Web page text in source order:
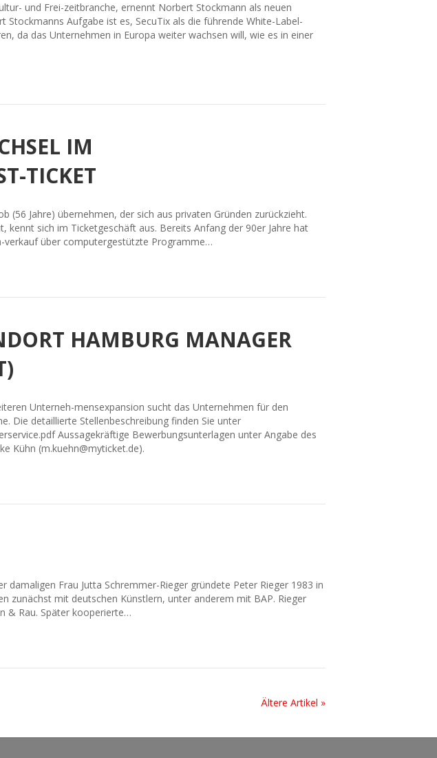
und Frei-zeitbranche, ernennt Norbert Stockmann als neuen
Aufgabe ist es, SecuTix als die führende White-Label-
da das Unternehmen in Europa weiter wachsen will, wie es in einer
IM
TICKET
(56 Jahre) übernehmen, der sich aus privaten Gründen zurückzieht.
kennt sich im Ticketgeschäft aus. Bereits Anfang der 90er Jahre hat
verkauf über computergestützte Programme…
HAMBURG MANAGER
Unterneh-mensexpansion sucht das Unternehmen für den
Die detaillierte Stellenbeschreibung finden Sie unter
Aussagekräftige Bewerbungsunterlagen unter Angabe des
Kühn (m.kuehn@myticket.de).
damaligen Frau Jutta Schremmer-Rieger gründete Peter Rieger 1983 in
zunächst mit deutschen Künstlern, unter anderem mit BAP. Rieger
& Rau. Später kooperierte…
Ältere Artikel »